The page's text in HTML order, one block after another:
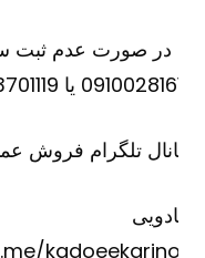
در صورت عدم ثبت
یا 09373701119
تلگرام فروش
t.me/